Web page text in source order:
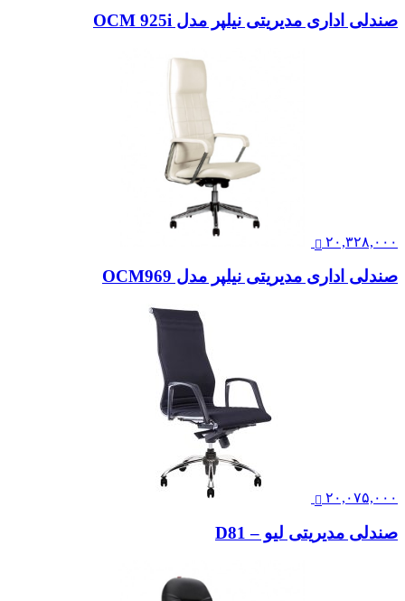
صندلی اداری مدیریتی نیلپر مدل OCM 925i
۲۰,۳۲۸,۰۰۰
صندلی اداری مدیریتی نیلپر مدل OCM969
۲۰,۰۷۵,۰۰۰
صندلی مدیریتی لیو – D81